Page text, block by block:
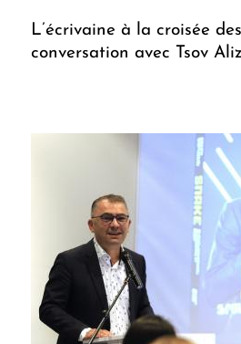
L’écrivaine à la croisée
conversation avec Tsov